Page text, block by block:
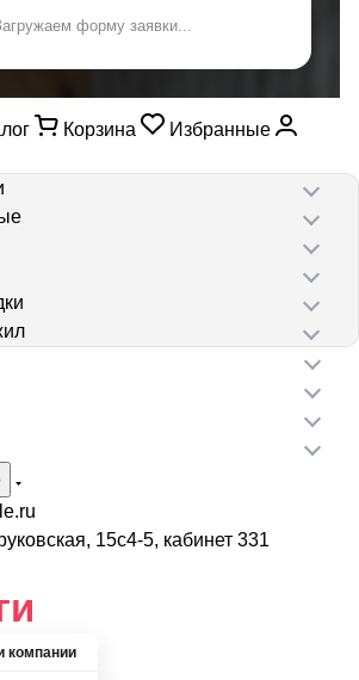
форму заявки...
Корзина
Избранные
15с4-5, кабинет 331
компании